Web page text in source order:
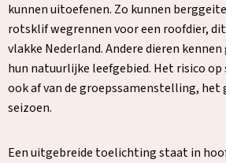
kunnen uitoefenen. Zo kunnen
rotsklif wegrennen voor een roofdier,
vlakke Nederland. Andere dieren
hun natuurlijke leefgebied. Het risico
ook af van de groepssamenstelling, het
seizoen.
Een uitgebreide toelichting staat in